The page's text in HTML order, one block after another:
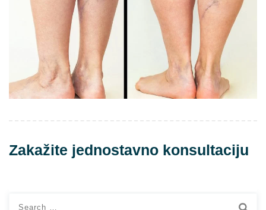
Zakažite jednostavno konsultaciju